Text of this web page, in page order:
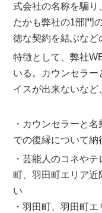
式会社の名称を騙
たかも弊社の1部門
徳な契約を結ぶなど
特徴として、弊社
いる。カウンセラ
イスが出来ないなど
・カウンセラーと
での復縁について納
・芸能人のコネや
町、羽田町エリア近
い
・羽田町、羽田町